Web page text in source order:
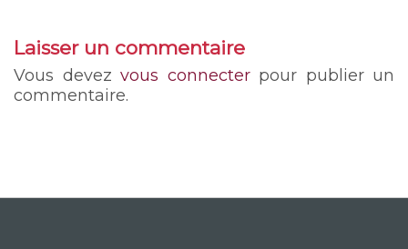
Laisser un commentaire
Vous devez vous connecterpour publier un
commentaire.